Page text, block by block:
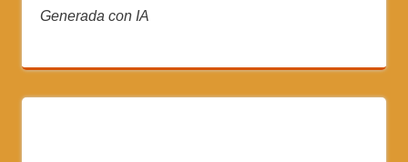
Generada con IA